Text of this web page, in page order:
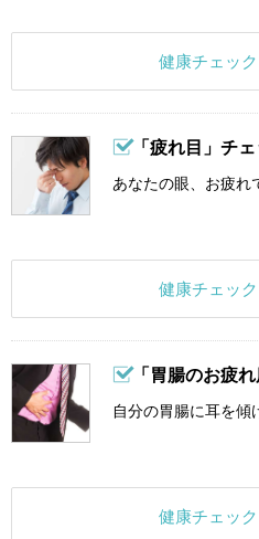
健康チェッ
「疲れ目」チェ
あなたの眼、お疲れ
健康チェッ
「胃腸のお疲
自分の胃腸に耳を傾
健康チェッ